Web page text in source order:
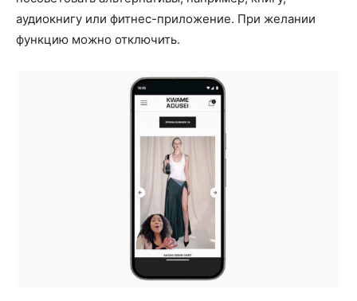
аудиокнигу или фитнес-приложение. При желании
функцию можно отключить.